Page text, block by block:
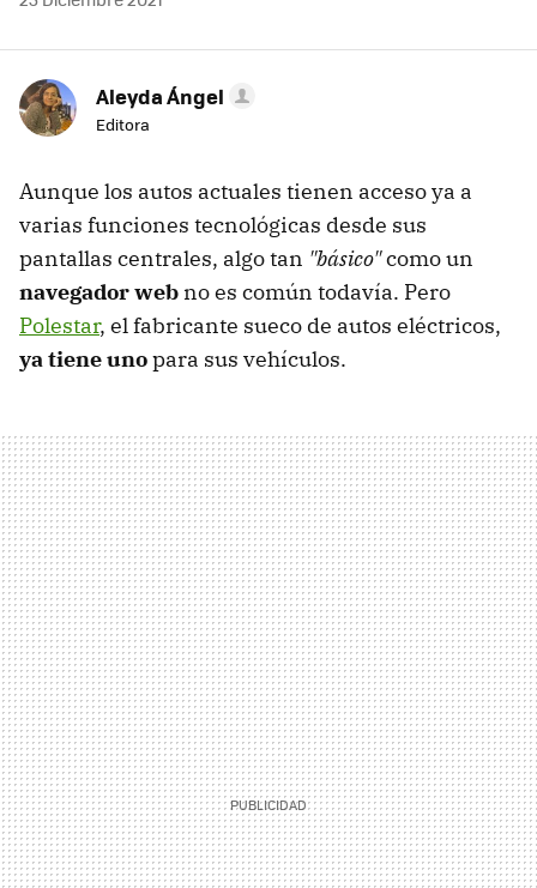
Aleyda Ángel
Editora
Aunque los autos actuales tienen acceso ya a
varias funciones tecnológicas desde sus
pantallas centrales, algo tan "básico"como un
navegador web no es común todavía. Pero
Polestar, el fabricante sueco de autos eléctricos,
ya tiene unopara sus vehículos.